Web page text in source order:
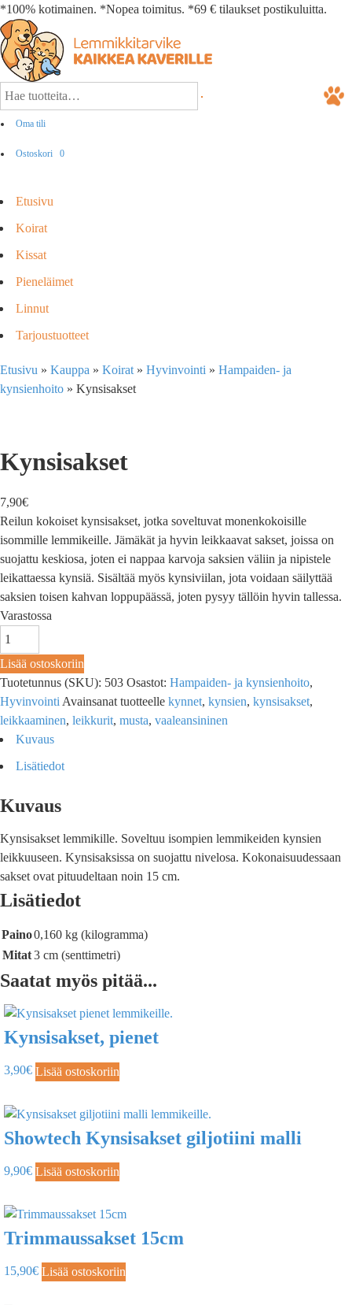
*100% kotimainen. *Nopea toimitus. *69 € tilaukset postikuluitta.
Oma tili
Ostoskori 0
Etusivu
Koirat
Kissat
Pieneläimet
Linnut
Tarjoustuotteet
Etusivu » Kauppa » Koirat » Hyvinvointi » Hampaiden- ja
kynsienhoito » Kynsisakset
Kynsisakset
7,90€
Reilun kokoiset kynsisakset, jotka soveltuvat monenkokoisille
isommille lemmikeille. Jämäkät ja hyvin leikkaavat sakset, joissa on
suojattu keskiosa, joten ei nappaa karvoja saksien väliin ja nipistele
leikattaessa kynsiä. Sisältää myös kynsiviilan, jota voidaan säilyttää
saksien toisen kahvan loppupäässä, joten pysyy tällöin hyvin tallessa.
Varastossa
Lisää ostoskoriin
Tuotetunnus (SKU): 503 Osastot: Hampaiden- ja kynsienhoito,
Hyvinvointi Avainsanat tuotteelle kynnet, kynsien, kynsisakset,
leikkaaminen, leikkurit, musta, vaaleansininen
Kuvaus
Lisätiedot
Kuvaus
Kynsisakset lemmikille. Soveltuu isompien lemmikeiden kynsien
leikkuuseen. Kynsisaksissa on suojattu nivelosa. Kokonaisuudessaan
sakset ovat pituudeltaan noin 15 cm.
Lisätiedot
Paino0,160 kg (kilogramma)
Mitat3 cm (senttimetri)
Saatat myös pitää...
Kynsisakset, pienet
3,90€ Lisää ostoskoriin
Showtech Kynsisakset giljotiini malli
9,90€ Lisää ostoskoriin
Trimmaussakset 15cm
15,90€ Lisää ostoskoriin